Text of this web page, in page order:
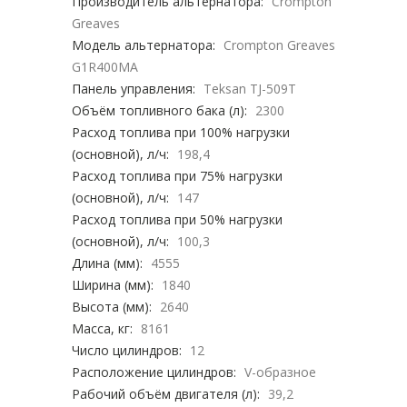
Greaves
Модель альтернатора: Crompton Greaves
G1R400MA
Панель управления: Teksan TJ-509T
Объём топливного бака (л): 2300
Расход топлива при 100% нагрузки
(основной), л/ч: 198,4
Расход топлива при 75% нагрузки
(основной), л/ч: 147
Расход топлива при 50% нагрузки
(основной), л/ч: 100,3
Длина (мм): 4555
Ширина (мм): 1840
Высота (мм): 2640
Масса, кг: 8161
Число цилиндров: 12
Расположение цилиндров: V-образное
Рабочий объём двигателя (л): 39,2